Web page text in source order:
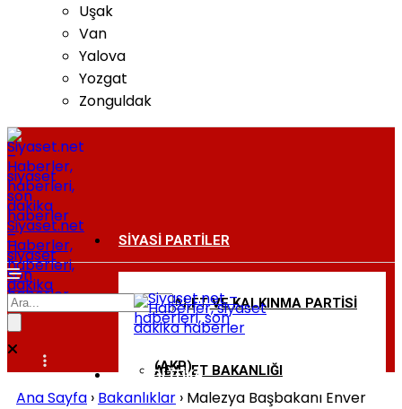
Uşak
Van
Yalova
Yozgat
Zonguldak
Siyaset.net
–
Haberler,
siyaset
haberleri,
son
dakika
haberler
SIYASI PARTILER
ADALET VE KALKINMA PARTISI
(AKP)
BAKANLIKLAR
ADALET BAKANLIĞI
DIŞ POLITIKA
Ana Sayfa › Bakanlıklar › Malezya Başbakanı Enver